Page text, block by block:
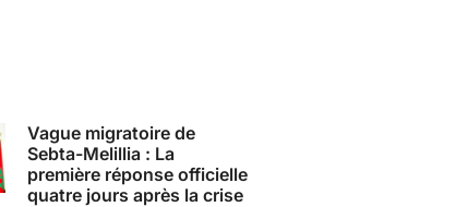
Vague migratoire de
Sebta-Melillia : La
première réponse officielle
quatre jours après la crise